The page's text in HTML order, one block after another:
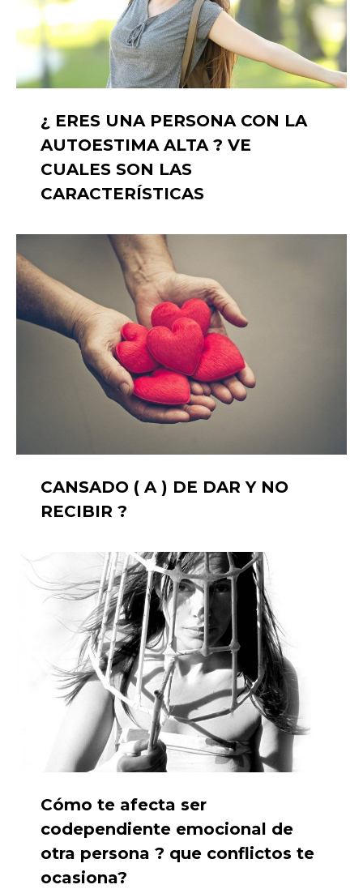
¿ ERES UNA PERSONA CON LA
AUTOESTIMA ALTA ? VE
CUALES SON LAS
CARACTERÍSTICAS
CANSADO ( A ) DE DAR Y NO
RECIBIR ?
Cómo te afecta ser
codependiente emocional de
otra persona ? que conflictos te
ocasiona?